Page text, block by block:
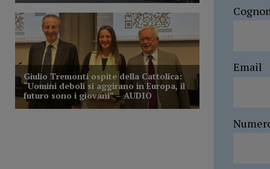
Email